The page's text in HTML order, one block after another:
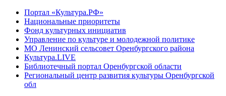
Портал «Культура.РФ»
Национальные приоритеты
Фонд культурных инициатив
Управление по культуре и молодежной политике
МО Ленинский сельсовет Оренбургского района
Культура.LIVE
Библиотечный портал Оренбургской области
Региональный центр развития культуры Оренбургской
обл